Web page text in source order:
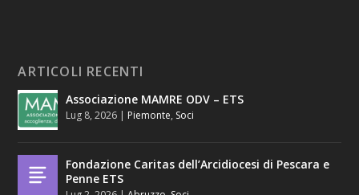
ARTICOLI RECENTI
Associazione MAMRE ODV – ETS
Lug 8, 2026 | Piemonte, Soci
Fondazione Caritas dell’Arcidiocesi di Pescara e
Penne ETS